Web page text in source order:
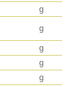
g
g
g
g
g